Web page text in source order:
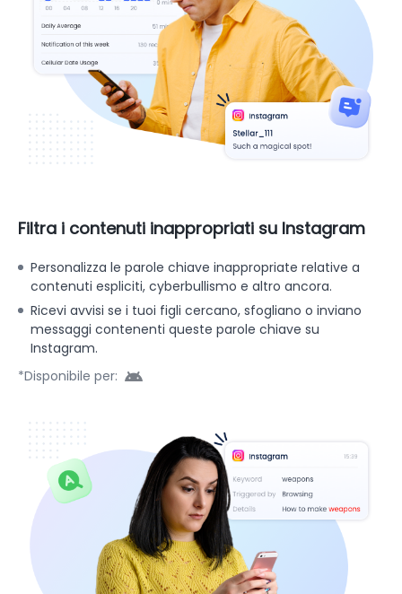
Filtra i contenuti inappropriati su Instagram
Personalizza le parole chiave inappropriate relative a
contenuti espliciti, cyberbullismo e altro ancora.
Ricevi avvisi se i tuoi figli cercano, sfogliano o inviano
messaggi contenenti queste parole chiave su
Instagram.
*Disponibile per: